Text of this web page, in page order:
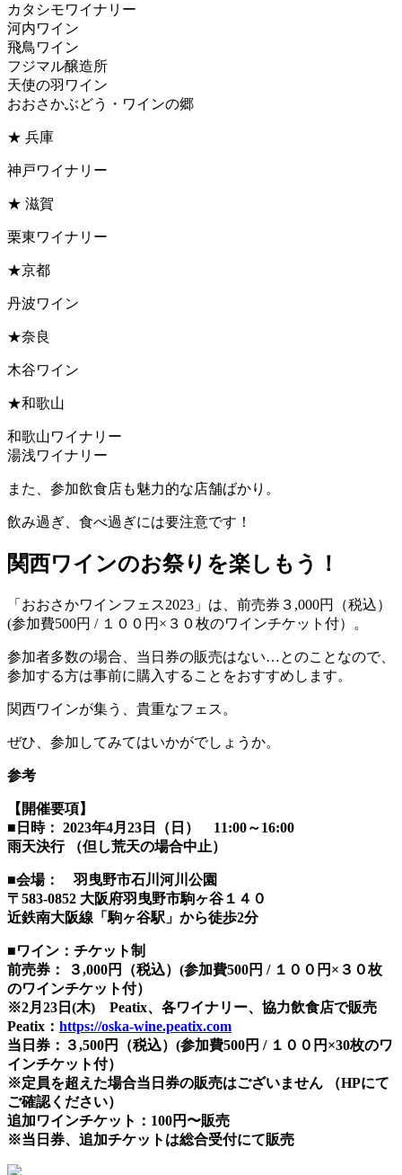
カタシモワイナリー
河内ワイン
飛鳥ワイン
フジマル醸造所
天使の羽ワイン
おおさかぶどう・ワインの郷
★ 兵庫
神戸ワイナリー
★ 滋賀
栗東ワイナリー
★京都
丹波ワイン
★奈良
木谷ワイン
★和歌山
和歌山ワイナリー
湯浅ワイナリー
また、参加飲食店も魅力的な店舗ばかり。
飲み過ぎ、食べ過ぎには要注意です！
関西ワインのお祭りを楽しもう！
「おおさかワインフェス2023」は、前売券３,000円（税込）
(参加費500円 / １００円×３０枚のワインチケット付）。
参加者多数の場合、当日券の販売はない…とのことなので、
参加する方は事前に購入することをおすすめします。
関西ワインが集う、貴重なフェス。
ぜひ、参加してみてはいかがでしょうか。
参考
【開催要項】
■日時： 2023年4月23日（日） 11:00～16:00
雨天決行 （但し荒天の場合中止）
■会場： 羽曳野市石川河川公園
〒583-0852 大阪府羽曳野市駒ヶ谷１４０
近鉄南大阪線「駒ヶ谷駅」から徒歩2分
■ワイン：チケット制
前売券： ３,000円（税込）(参加費500円 / １００円×３０枚
のワインチケット付）
※2月23日(木) Peatix、各ワイナリー、協力飲食店で販売
Peatix： https://oska-wine.peatix.com
当日券：３,500円（税込）(参加費500円 / １００円×30枚のワ
インチケット付）
※定員を超えた場合当日券の販売はございません （HPにて
ご確認ください）
追加ワインチケット：100円〜販売
※当日券、追加チケットは総合受付にて販売